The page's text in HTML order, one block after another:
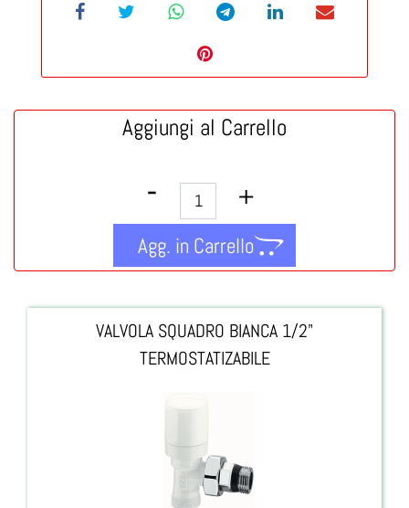
Aggiungi al Carrello
Quantità
Agg. in Carrello
VALVOLA SQUADRO BIANCA 1/2"
TERMOSTATIZABILE